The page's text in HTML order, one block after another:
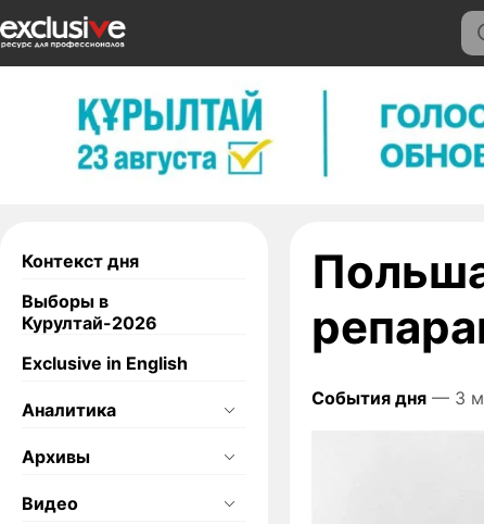
Контекст дня
Выборы в
Курултай-2026
Exclusive in English
Аналитика
Архивы
Видео
События дня — 3